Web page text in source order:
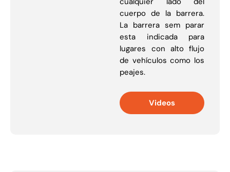
cuerpo de la barrera.
La barrera sem parar
esta indicada para
lugares con alto flujo
de vehículos como los
peajes.
Videos